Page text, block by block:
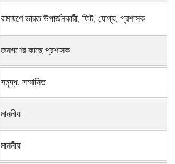
রামায়ণে ভারত উপার্জনকারী, ফিট, যোগ্য, প্রশাসক
জনগণের কাছে প্রশাসক
সমৃদ্ধ, সম্মানিত
মাননীয়
মাননীয়